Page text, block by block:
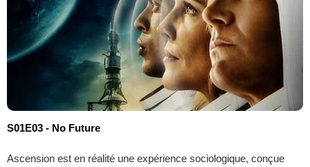
S01E03 - No Future
Ascension est en réalité une expérience sociologique, conçue